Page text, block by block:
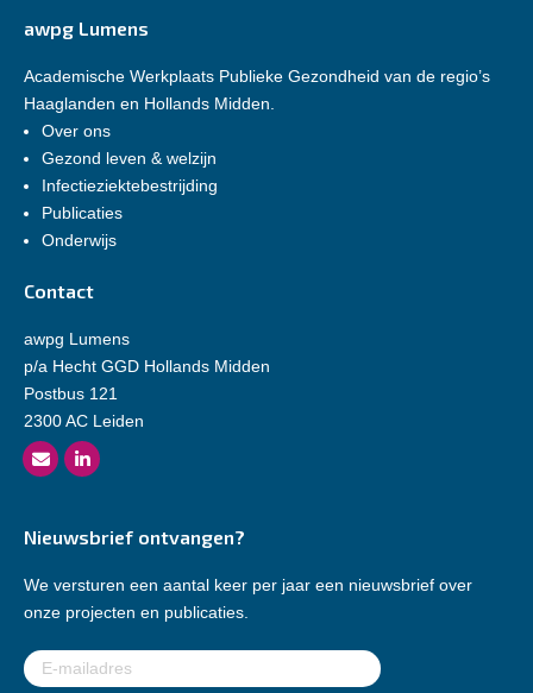
awpg Lumens
Academische Werkplaats Publieke Gezondheid van de regio’s
Haaglanden en Hollands Midden.
Over ons
Gezond leven & welzijn
Infectieziektebestrijding
Publicaties
Onderwijs
Contact
awpg Lumens
p/a Hecht GGD Hollands Midden
Postbus 121
2300 AC Leiden
Nieuwsbrief ontvangen?
We versturen een aantal keer per jaar een nieuwsbrief over
onze projecten en publicaties.
E-
mailadres(Vereist)